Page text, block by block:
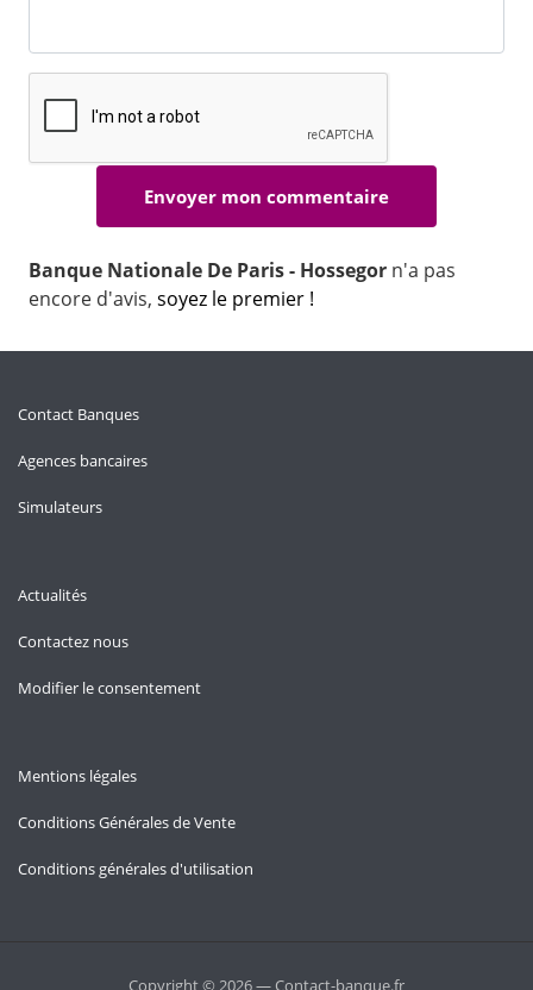
Banque Nationale De Paris - Hossegor n'a pas
encore d'avis, soyez le premier !
Contact Banques
Agences bancaires
Simulateurs
Actualités
Contactez nous
Modifier le consentement
Mentions légales
Conditions Générales de Vente
Conditions générales d'utilisation
Copyright © 2026 — Contact-banque.fr